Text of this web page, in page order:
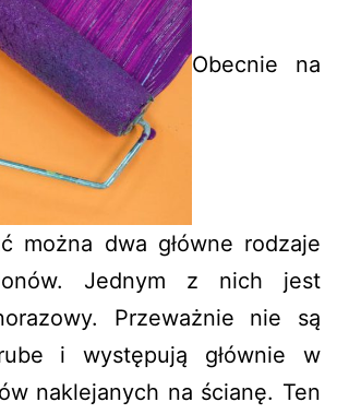
Obecnie na
można dwa główne rodzaje
Jednym z nich jest
Przeważnie nie są
i występują głównie w
naklejanych na ścianę. Ten